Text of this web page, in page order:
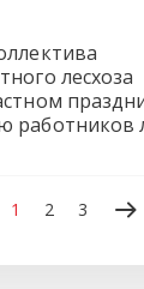
лесхоза
1 2 3